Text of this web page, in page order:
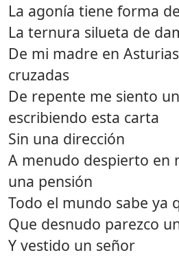
La agonía tiene forma
La ternura silueta de
De mi madre en
cruzadas
De repente me siento
escribiendo esta carta
Sin una dirección
A menudo despierto en
una pensión
Todo el mundo sabe ya
Que desnudo parezco
Y vestido un señor